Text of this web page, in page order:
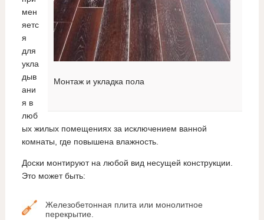
Монтаж и укладка пола
мен
яетс
я
для
укла
дыв
ани
я в
люб
ых жилых помещениях за исключением ванной
комнаты, где повышена влажность.
Доски монтируют на любой вид несущей конструкции.
Это может быть:
Железобетонная плита или монолитное
перекрытие.